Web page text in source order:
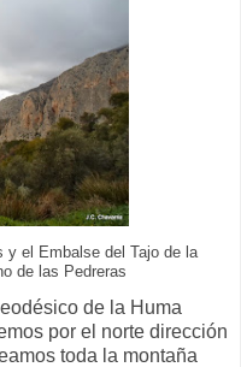
y el Embalse del Tajo de la
de las Pedreras
de la Huma
por el norte dirección
toda la montaña